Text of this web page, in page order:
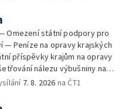
průvod hrdosti na podporu
— Snazší vrácení zboží —
Most — Bezpečnost na
— Češi hledají chladnější
Kolik zaplatí Češi za dovolenou
se zvířaty — Turistický nápor na
budovy ve Zlíně —
Omezení státní podpory pro
— Peníze na opravy krajských
příspěvky krajům na opravy
nálezu výbušniny na
— Pasové kontroly spojů mezi
— Pohřeb Milana Knížáka —
7. 8. 2026 na ČT1